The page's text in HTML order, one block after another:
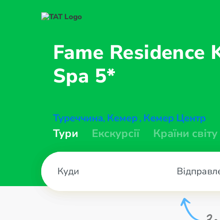
Fame Residence
Spa 5*
Туреччина, Кемер , Кемер Центр
Тури Екскурсії Країни світу